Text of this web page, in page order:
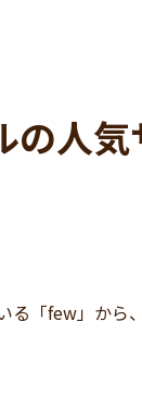
の人
「few」から